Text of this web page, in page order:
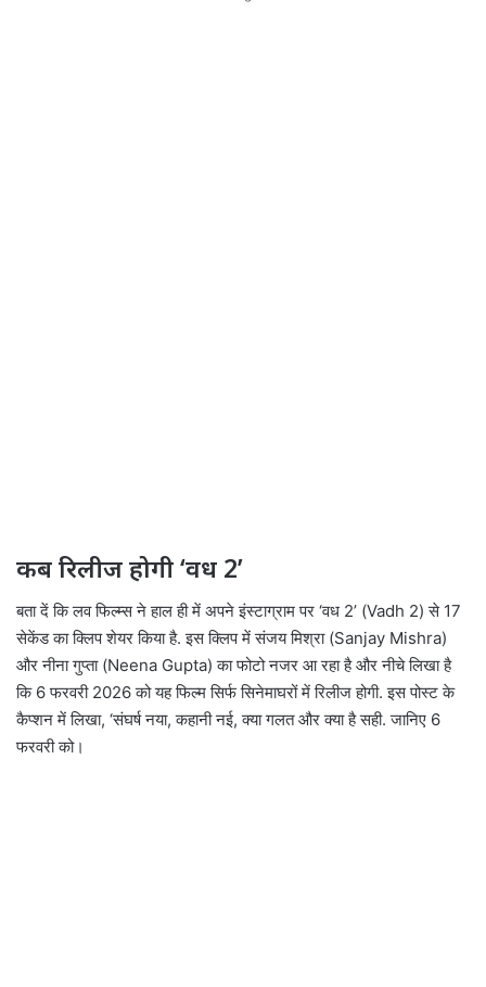
कब रिलीज होगी ‘वध 2’
बता दें कि लव फिल्म्स ने हाल ही में अपने इंस्टाग्राम पर ‘वध 2’ (Vadh 2) से 17
सेकेंड का क्लिप शेयर किया है. इस क्लिप में संजय मिश्रा (Sanjay Mishra)
और नीना गुप्ता (Neena Gupta) का फोटो नजर आ रहा है और नीचे लिखा है
कि 6 फरवरी 2026 को यह फिल्म सिर्फ सिनेमाघरों में रिलीज होगी. इस पोस्ट के
कैप्शन में लिखा, ‘संघर्ष नया, कहानी नई, क्या गलत और क्या है सही. जानिए 6
फरवरी को।